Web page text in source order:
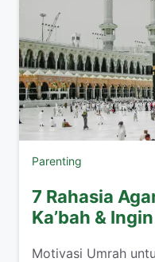
Parenting
7 Rahasia
Ka’bah &
​Motivasi Umrah